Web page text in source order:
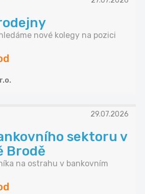
nové kolegy na pozici
29.07.2026
sektoru v
Brodě
na ostrahu v bankovním